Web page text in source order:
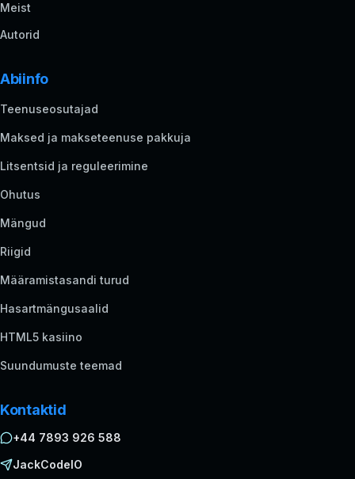
Meist
Autorid
Abiinfo
Teenuseosutajad
Maksed ja makseteenuse pakkuja
Litsentsid ja reguleerimine
Ohutus
Mängud
Riigid
Määramistasandi turud
Hasartmängusaalid
HTML5 kasiino
Suundumuste teemad
Kontaktid
+44 7893 926 588
JackCodeIO